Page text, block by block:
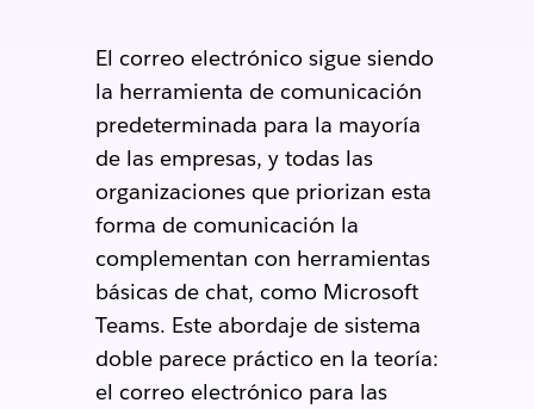
El correo electrónico sigue siendo
la herramienta de comunicación
predeterminada para la mayoría
de las empresas, y todas las
organizaciones que priorizan esta
forma de comunicación la
complementan con herramientas
básicas de chat, como Microsoft
Teams. Este abordaje de sistema
doble parece práctico en la teoría:
el correo electrónico para las